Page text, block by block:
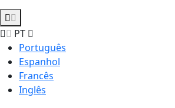
PT
Português
Espanhol
Francês
Inglês